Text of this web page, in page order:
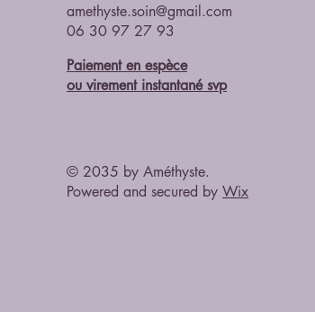
amethyste.soin@gmail.com
06 30 97 27 93
Paiement en espèce
ou virement instantané svp
© 2035 by Améthyste.
Powered and secured by Wix